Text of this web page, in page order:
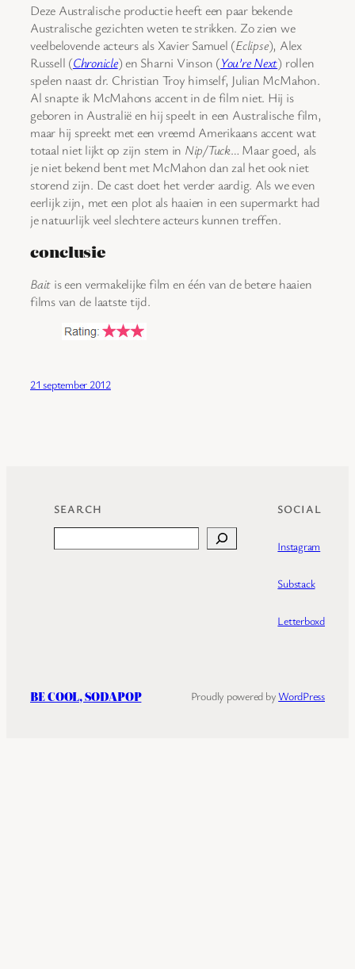
Deze Australische productie heeft een paar bekende
Australische gezichten weten te strikken. Zo zien we
veelbelovende acteurs als Xavier Samuel (Eclipse), Alex
Russell (Chronicle) en Sharni Vinson (You’re Next) rollen
spelen naast dr. Christian Troy himself, Julian McMahon.
Al snapte ik McMahons accent in de film niet. Hij is
geboren in Australië en hij speelt in een Australische film,
maar hij spreekt met een vreemd Amerikaans accent wat
totaal niet lijkt op zijn stem in Nip/Tuck… Maar goed, als
je niet bekend bent met McMahon dan zal het ook niet
storend zijn. De cast doet het verder aardig. Als we even
eerlijk zijn, met een plot als haaien in een supermarkt had
je natuurlijk veel slechtere acteurs kunnen treffen.
conclusie
Bait is een vermakelijke film en één van de betere haaien
films van de laatste tijd.
21 september 2012
SEARCH SOCIAL
Instagram
Substack
Letterboxd
BE COOL, SODAPOP Proudly powered byWordPress